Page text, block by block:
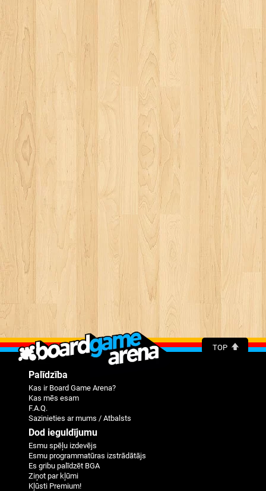
TOP
Palīdzība
Kas ir Board Game Arena?
Kas mēs esam
F.A.Q.
Sazinieties ar mums / Atbalsts
Dod ieguldījumu
Esmu spēļu izdevējs
Esmu programmatūras izstrādātājs
Es gribu palīdzēt BGA
Ziņot par kļūmi
Kļūsti Premium!